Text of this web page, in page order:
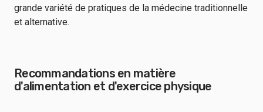
grande variété de pratiques de la médecine traditionnelle
et alternative.
Recommandations en matière
d'alimentation et d'exercice physique